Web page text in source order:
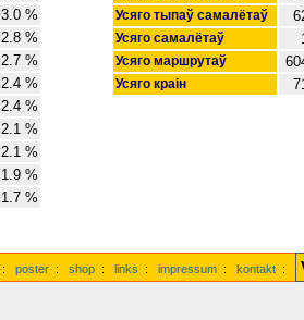
3.0 %
2.8 %
2.7 %
2.4 %
2.4 %
2.1 %
2.1 %
1.9 %
1.7 %
Усяго тыпаў самалётаў
Усяго самалётаў
Усяго маршрутаў
Усяго краін
: poster : shop : links : impressum : kontakt :